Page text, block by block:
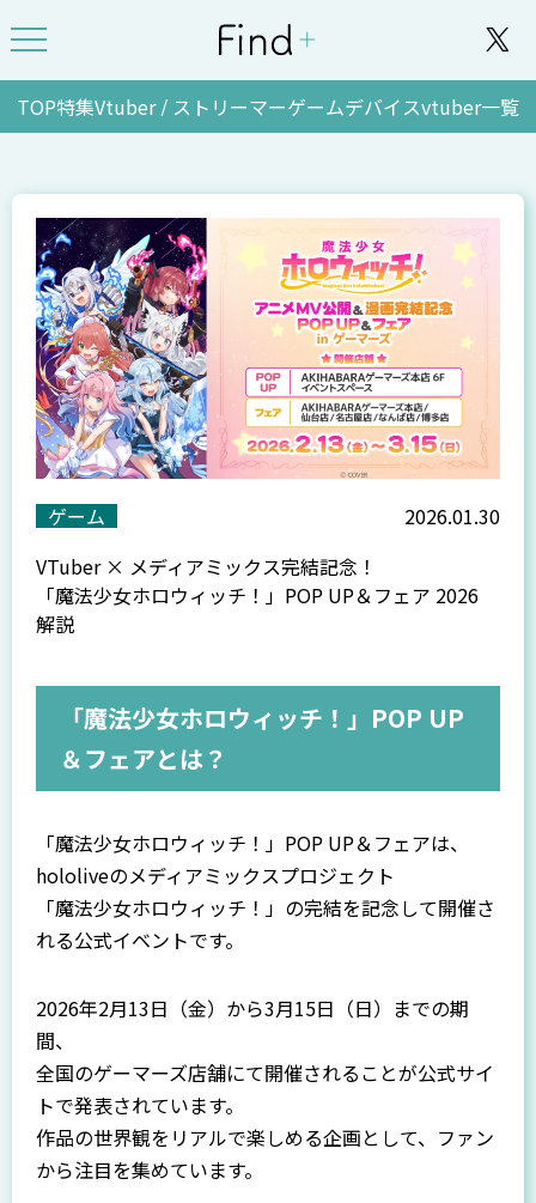
TOP特集Vtuber / ストリーマーゲームデバイスvtuber一覧
ゲーム
2026.01.30
VTuber × メディアミックス完結記念！
「魔法少女ホロウィッチ！」POP UP＆フェア 2026
解説
「魔法少女ホロウィッチ！」POP UP
＆フェアとは？
「魔法少女ホロウィッチ！」POP UP＆フェアは、
hololiveのメディアミックスプロジェクト
「魔法少女ホロウィッチ！」の完結を記念して開催さ
れる公式イベントです。
2026年2月13日（金）から3月15日（日）までの期
間、
全国のゲーマーズ店舗にて開催されることが公式サイ
トで発表されています。
作品の世界観をリアルで楽しめる企画として、ファン
から注目を集めています。